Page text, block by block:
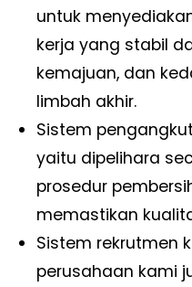
untuk
kerja yang stabil
kemajuan, dan
limbah akhir.
Sistem
yaitu dipelihara
prosedur
memastikan
Sistem rekrutmen
perusahaan kami